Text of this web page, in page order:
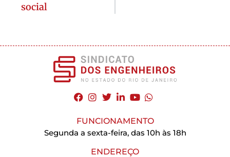
social
FUNCIONAMENTO
Segunda a sexta-feira, das 10h às 18h
ENDEREÇO